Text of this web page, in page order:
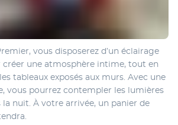
vous disposerez d’un éclairage
créer une atmosphère intime, tout en
tableaux exposés aux murs. Avec une
vous pourrez contempler les lumières
nuit. À votre arrivée, un panier de